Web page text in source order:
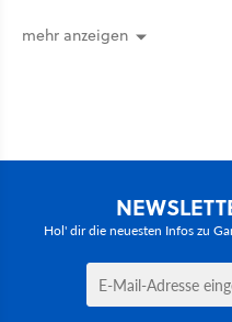
mehr anzeigen
Hol' dir die neuesten Infos zu